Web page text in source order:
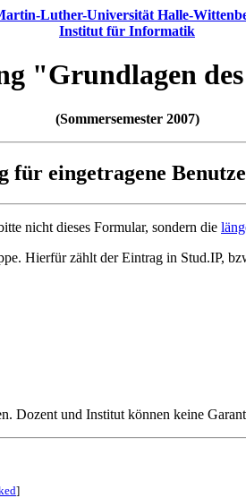
Luther-Universität Halle-
Institut für Informatik
"Grundlagen
(Sommersemester 2007)
für eingetragene
nicht dieses Formular, sondern die
Hierfür zählt der Eintrag in Stud.IP,
Dozent und Institut können keine
]